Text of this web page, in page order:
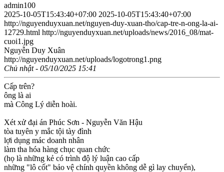
admin100
2025-10-05T15:43:40+07:00 2025-10-05T15:43:40+07:00
http://nguyenduyxuan.net/nguyen-duy-xuan-tho/cap-tre-n-ong-la-ai-
12729.html http://nguyenduyxuan.net/uploads/news/2016_08/mat-
cuoi1.jpg
Nguyễn Duy Xuân
http://nguyenduyxuan.net/uploads/logotrong1.png
Chủ nhật - 05/10/2025 15:41
Cấp trên?
ông là ai
mà Công Lý diễn hoài.
Xét xử đại án Phúc Sơn - Nguyễn Văn Hậu
tòa tuyên y mắc tội tày đình
lợi dụng mác doanh nhân
làm tha hóa hàng chục quan chức
(họ là những kẻ có trình độ lý luận cao cấp
những "lô cốt" bảo vệ chính quyền không dễ gì lay chuyển),